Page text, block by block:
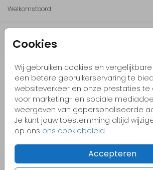
Cookies
Wij gebruiken cookies en
een betere gebruikerservaring te
websiteverkeer en onze prestaties te
voor marketing- en sociale
weergeven van gepersonaliseerde
Je kunt jouw toestemming altijd
op ons ons cookiebeleid.
Accepteren
Wil je liever een ander element? Bekijk dan onze
Kom je ergens niet uit of heb je hulp nodig?
// Holly & James
Welkomstbord
Misschien vind je dit ook